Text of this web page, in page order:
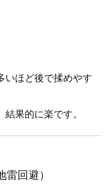
いほど後で揉めやす
果的に楽です。
回避）